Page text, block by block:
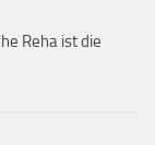
Reha ist die